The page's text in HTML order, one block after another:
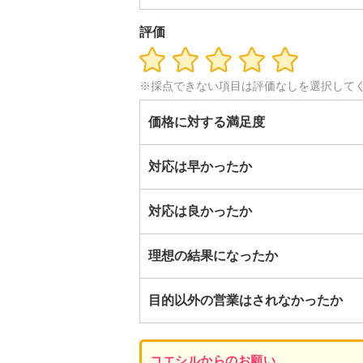
評価
※採点できない項目は評価なしを選択して
価格に対する満足度
対応は早かったか
対応は良かったか
理想の結果になったか
目的以外の営業はされなかったか
コエシルからのお願い